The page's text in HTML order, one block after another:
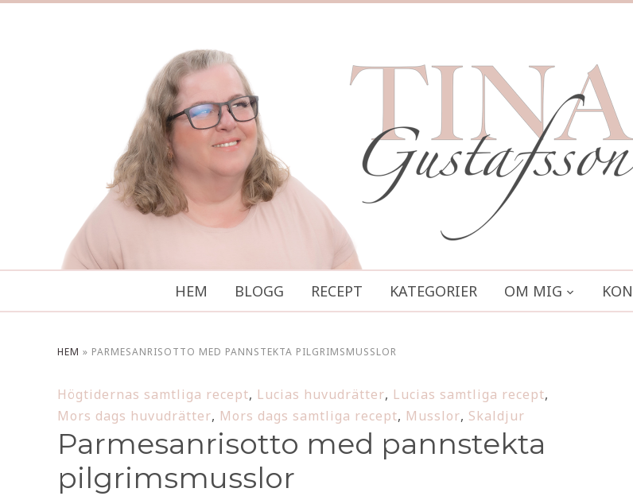
HEM BLOGG RECEPT KATEGORIER OM MIG
HEM » PARMESANRISOTTO MED PANNSTEKTA PILGRIMSMUSSLOR
Högtidernas samtliga recept, Lucias huvudrätter, Lucias samtliga recept,
Mors dags huvudrätter, Mors dags samtliga recept, Musslor, Skaldjur
Parmesanrisotto med pannstekta
pilgrimsmusslor